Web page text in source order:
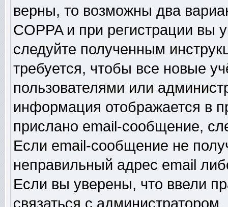
верны, то возможны два
COPPA и при регистрации вы
следуйте полученным
требуется, чтобы все новые
пользователями или
информация отображается в
прислано email-сообщение,
Если email-сообщение не
неправильный адрес email
Если вы уверены, что ввели
связаться с администратором.